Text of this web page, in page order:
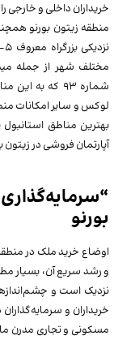
خریداران داخلی و
منطقه زیتون بورنو
مختلف شهر از جمله
شماره 93 که
لوکس و سایر امکانات
بهترین مناطق
آپارتمان فروشی در زیتون
بورنو
اوضاع خرید ملک در
و رشد سریع آن، بسیار
نزدیک است و
خریداران و
مسکونی و تجاری مدرن